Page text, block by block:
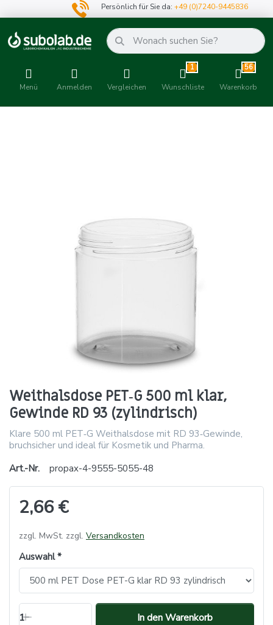
Persönlich für Sie da:+49 (0)7240-9445836
Menü Anmelden Vergleichen
1
Wunschliste
56
Warenkorb
Weithalsdose PET‑G 500 ml klar,
Gewinde RD 93 (zylindrisch)
Klare 500 ml PET‑G Weithalsdose mit RD 93‑Gewinde,
bruchsicher und ideal für Kosmetik und Pharma.
Art.-Nr.
propax-4-9555-5055-48
2,66 €
zzgl. MwSt. zzgl. Versandkosten
Auswahl
1 In den Warenkorb